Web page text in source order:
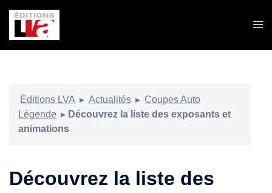
contenu
Éditions LVA ▸ Actualités ▸ Coupes Auto
Légende ▸ Découvrez la liste des exposants et
animations
Découvrez la liste des